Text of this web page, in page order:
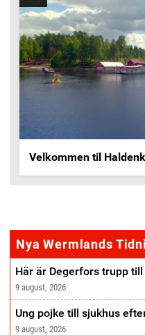
Velkommen til
Nya Wermlands
Här är Degerfors trupp
9 august, 2026
Ung pojke till sjukhus
9 august, 2026